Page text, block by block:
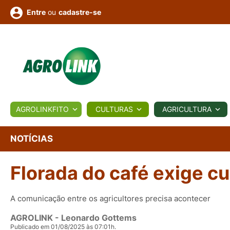
BIOLÓGICOS COTAÇÕES NOTÍCIAS
Conversor Colunistas Eventos
e
Vídeos
Entre ou cadastre-se
AGROLINKFITO CULTURAS AGRICULTURA
NOTÍCIAS
Florada do café exige
A comunicação entre os agricultores precisa acontecer
AGROLINK - Leonardo Gottems
Publicado em 01/08/2025 às 07:01h.